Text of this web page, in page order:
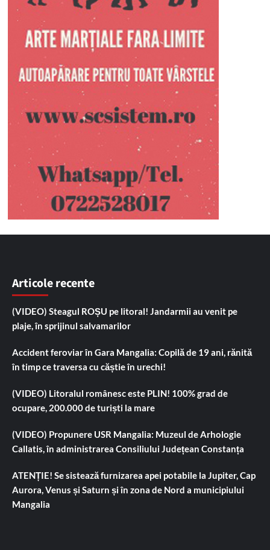
Articole recente
(VIDEO) Steagul ROȘU pe litoral! Jandarmii au venit pe
plaje, în sprijinul salvamarilor
Accident feroviar în Gara Mangalia: Copilă de 19 ani, rănită
în timp ce traversa cu căștie în urechi!
(VIDEO) Litoralul românesc este PLIN! 100% grad de
ocupare, 200.000 de turiști la mare
(VIDEO) Propunere USR Mangalia: Muzeul de Arhologie
Callatis, în administrarea Consiliului Județean Constanța
ATENȚIE! Se sistează furnizarea apei potabile la Jupiter, Cap
Aurora, Venus și Saturn și în zona de Nord a municipiului
Mangalia